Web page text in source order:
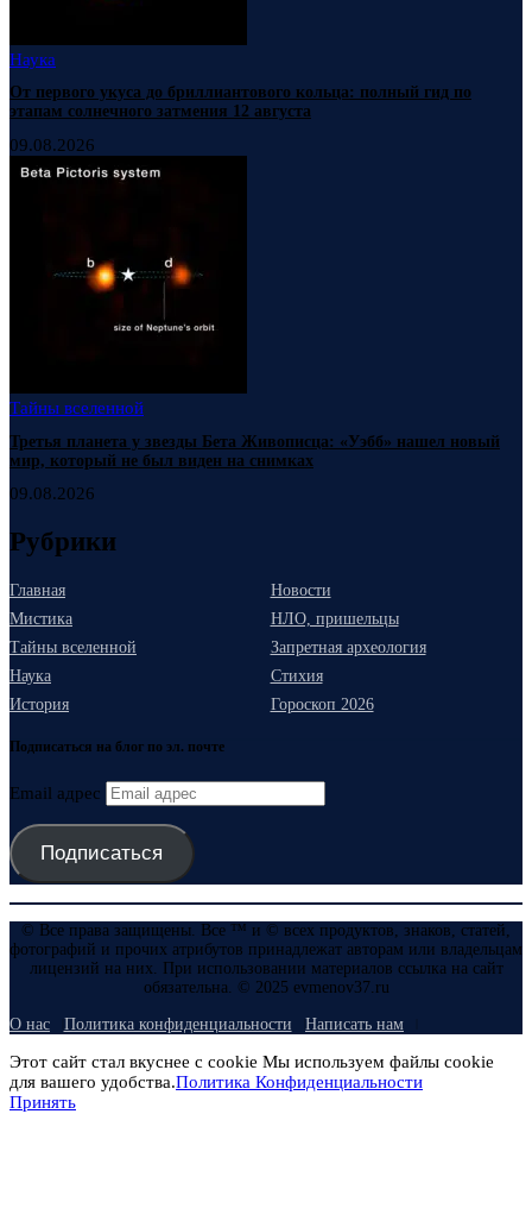
Наука
От первого укуса до бриллиантового кольца: полный гид по
этапам солнечного затмения 12 августа
09.08.2026
Тайны вселенной
Третья планета у звезды Бета Живописца: «Уэбб» нашел новый
мир, который не был виден на снимках
09.08.2026
Рубрики
Главная
Новости
Мистика
НЛО, пришельцы
Тайны вселенной
Запретная археология
Наука
Стихия
История
Гороскоп 2026
Подписаться на блог по эл. почте
Email адрес
Подписаться
© Все права защищены. Все ™ и © всех продуктов, знаков, статей,
фотографий и прочих атрибутов принадлежат авторам или владельцам
лицензий на них. При использовании материалов ссылка на сайт
обязательна. © 2025 evmenov37.ru
О нас Политика конфиденциальности Написать нам
Этот сайт стал вкуснее с cookie Мы используем файлы cookie
для вашего удобства.Политика Конфиденциальности
Принять